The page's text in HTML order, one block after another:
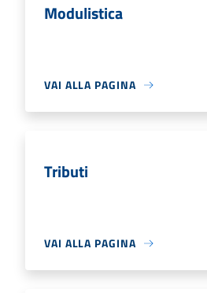
Modulistica
VAI ALLA PAGINA
Tributi
VAI ALLA PAGINA